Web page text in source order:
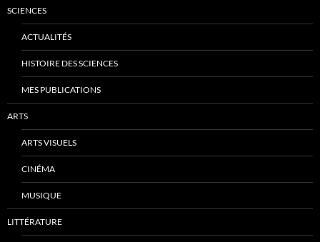
SCIENCES
ACTUALITÉS
HISTOIRE DES SCIENCES
MES PUBLICATIONS
ARTS
ARTS VISUELS
CINÉMA
MUSIQUE
LITTÉRATURE